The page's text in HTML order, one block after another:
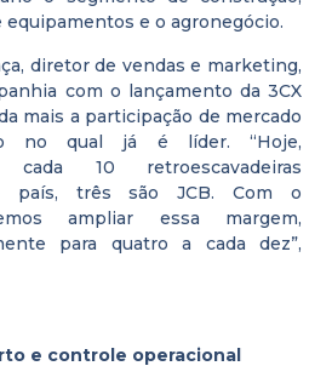
equipamentos e o agronegócio.
diretor de vendas e marketing,
com o lançamento da 3CX
mais a participação de mercado
no qual já é líder. “Hoje,
10 retroescavadeiras
país, três são JCB. Com o
ampliar essa margem,
para quatro a cada dez”,
e controle operacional